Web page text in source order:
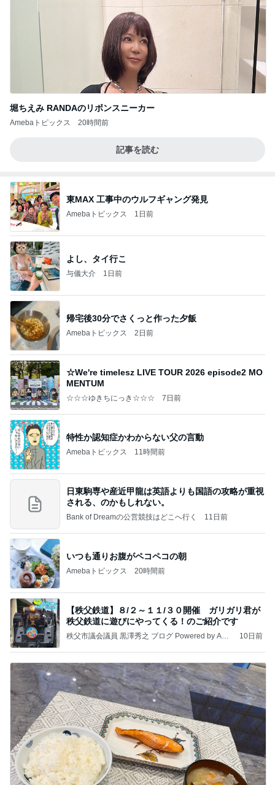
堀ちえみ RANDAのリボンスニーカー
Amebaトピックス 20時間前
記事を読む
東MAX 工事中のウルフギャング発見
Amebaトピックス 1日前
よし、タイ行こ
与儀大介 1日前
帰宅後30分でさくっと作った夕飯
Amebaトピックス 2日前
☆We're timelesz LIVE TOUR 2026 episode2 MO
MENTUM
☆☆☆ゆきちにっき☆☆☆ 7日前
特性か認知症かわからない父の言動
Amebaトピックス 11時間前
日東駒専や産近甲龍は英語よりも国語の攻略が重視
される、のかもしれない。
Bank of Dreamの公営競技はどこへ行く 11日前
いつも通りお腹がペコペコの朝
Amebaトピックス 20時間前
【秩父鉄道】８/２～１１/３０開催 ガリガリ君が
秩父鉄道に遊びにやってくる！のご紹介です
秩父市議会議員 黒澤秀之 ブログ Powered by Ame
10日前